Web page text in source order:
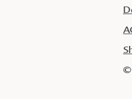
©